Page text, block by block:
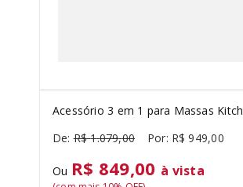
Acessório 3 em 1 para Massas
R$ 1.079,00 R$ 949,00
Ou R$ 849,00 à vista